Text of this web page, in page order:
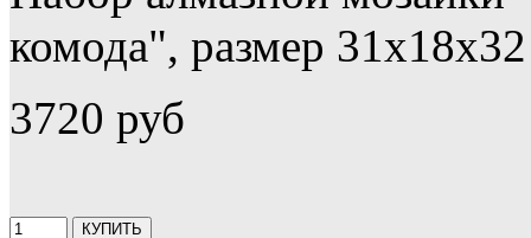
комода", размер
3720 руб